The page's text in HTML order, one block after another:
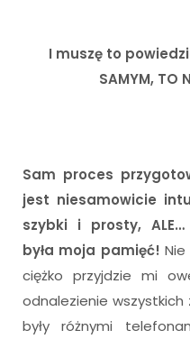
I muszę to
SAMYM, TO
Sam proces
jest niesamowicie
szybki i prosty,
była moja pamięć!
ciężko przyjdzie mi
odnalezienie
były różnymi